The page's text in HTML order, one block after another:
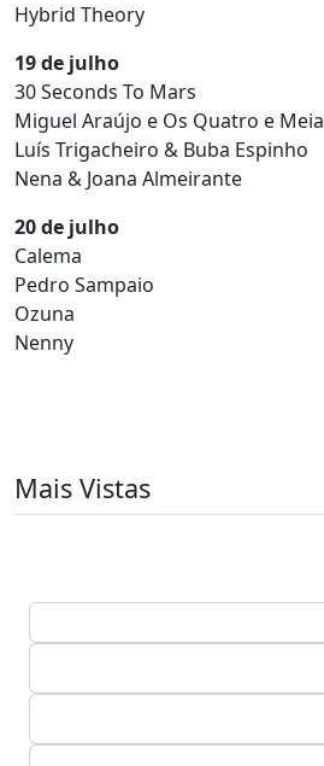
Hybrid Theory
19 de julho
30 Seconds To Mars
Miguel Araújo e Os Quatro e Meia
Luís Trigacheiro & Buba Espinho
Nena & Joana Almeirante
20 de julho
Calema
Pedro Sampaio
Ozuna
Nenny
Mais Vistas